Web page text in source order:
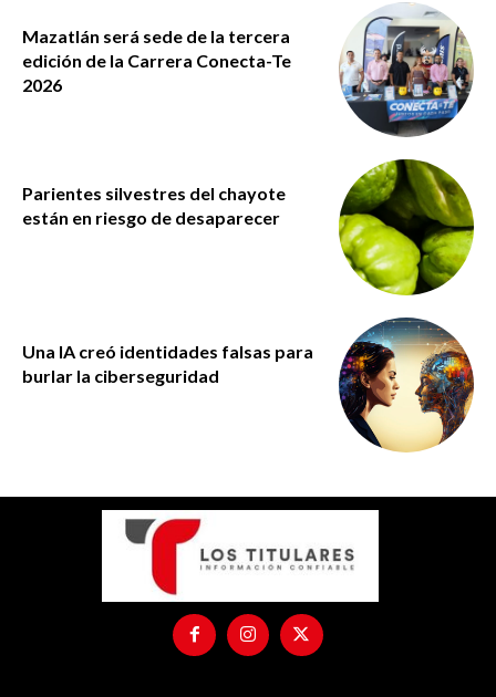
Mazatlán será sede de la tercera
edición de la Carrera Conecta-Te
2026
Parientes silvestres del chayote
están en riesgo de desaparecer
Una IA creó identidades falsas para
burlar la ciberseguridad